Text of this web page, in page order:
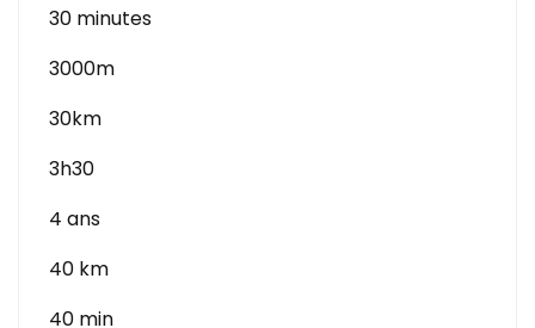
30 minutes
3000m
30km
3h30
4 ans
40 km
40 min